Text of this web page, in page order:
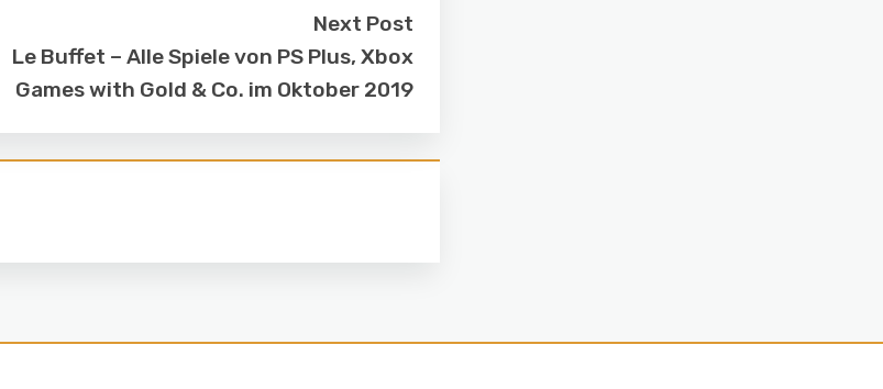
Next Post
Le Buffet – Alle Spiele von PS Plus, Xbox
Games with Gold & Co. im Oktober 2019